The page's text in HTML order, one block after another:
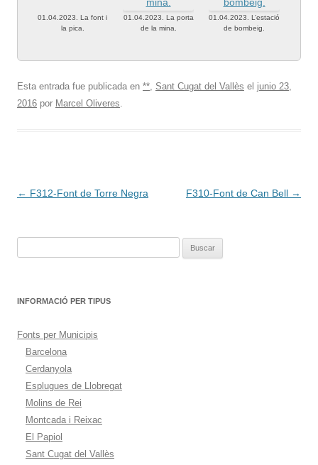
01.04.2023. La font i
la pica.
01.04.2023. La porta
de la mina.
01.04.2023. L’estació
de bombeig.
Esta entrada fue publicada en **, Sant Cugat del Vallès el junio 23,
2016 por Marcel Oliveres.
Navegación
← F312-Font de Torre Negra F310-Font de Can Bell →
INFORMACIÓ PER TIPUS
Fonts per Municipis
Barcelona
Cerdanyola
Esplugues de Llobregat
Molins de Rei
Montcada i Reixac
El Papiol
Sant Cugat del Vallès